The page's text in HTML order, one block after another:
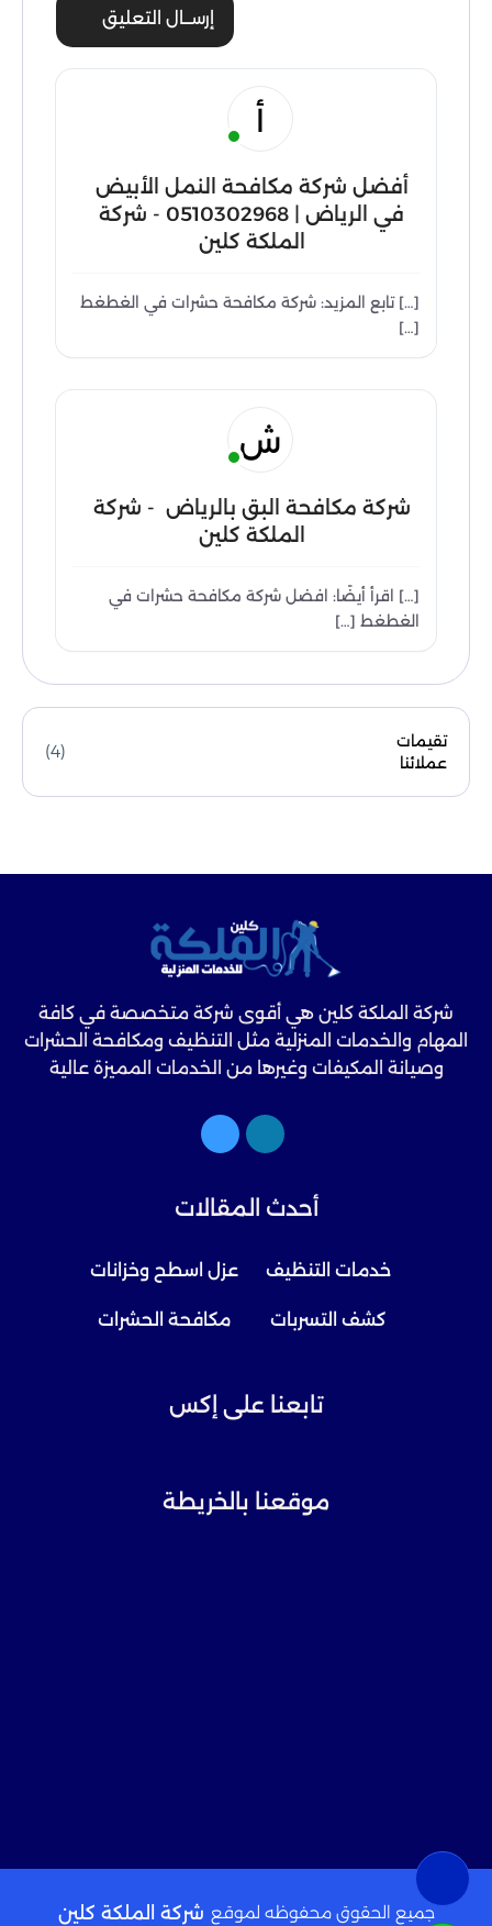
إرســال التعليق
أ
أفضل شركة مكافحة النمل الأبيض
في الرياض | 0510302968 - شركة
الملكة كلين
[…] تابع المزيد: شركة مكافحة حشرات في الغطغط
[…]
ش
شركة مكافحة البق بالرياض - شركة
الملكة كلين
[…] اقرأ أيضًا: افضل شركة مكافحة حشرات في
الغطغط […]
تقيمات
عملائنا
(4)
شركة الملكة كلين هي أقوى شركة متخصصة في كافة
المهام والخدمات المنزلية مثل التنظيف ومكافحة الحشرات
وصيانة المكيفات وغيرها من الخدمات المميزة عالية
أحدث المقالات
خدمات التنظيف عزل اسطح وخزانات
كشف التسربات مكافحة الحشرات
تابعنا على إكس
موقعنا بالخريطة
جميع الحقوق محفوظه لموقع شركة الملكة كلين